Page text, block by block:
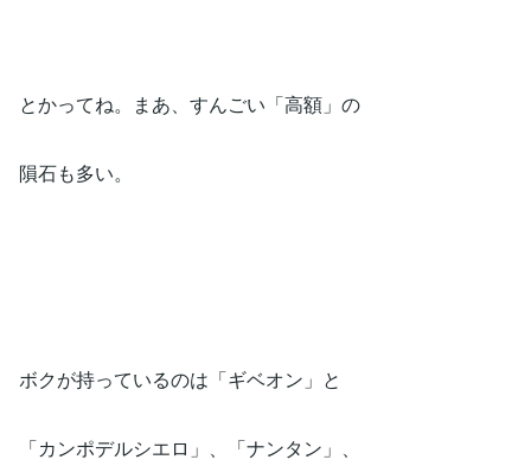
とかってね。まあ、すんごい「高額」の
隕石も多い。
ボクが持っているのは「ギベオン」と
「カンポデルシエロ」、「ナンタン」、